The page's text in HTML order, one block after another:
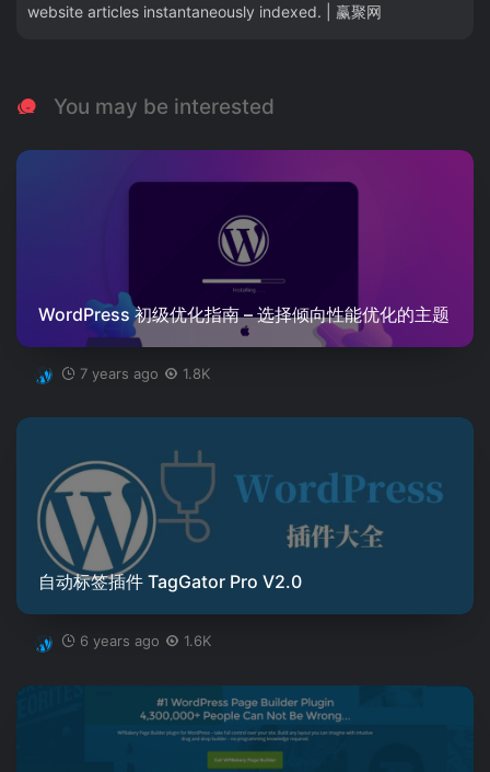
website articles instantaneously indexed. | 赢聚网
You may be interested
WordPress 初级优化指南 – 选择倾向性能优化的主题
7 years ago 1.8K
自动标签插件 TagGator Pro V2.0
6 years ago 1.6K